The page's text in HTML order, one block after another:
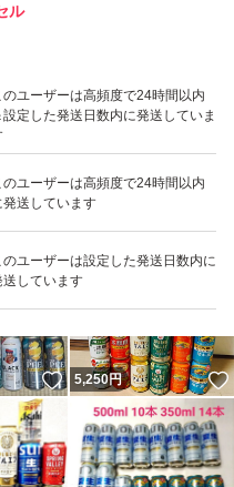
のユーザーは高頻度で24時間以内
設定した発送日数内に発送していま
のユーザーは高頻度で24時間以内
発送しています
のユーザーは設定した発送日数内に
送しています
ル
いいね！
4,600
いいね！
5,250円